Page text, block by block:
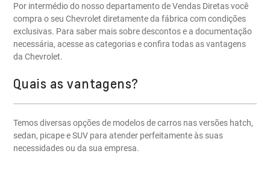
Por intermédio do nosso departamento de Vendas Diretas você
compra o seu Chevrolet diretamente da fábrica com condições
exclusivas. Para saber mais sobre descontos e a documentação
necessária, acesse as categorias e confira todas as vantagens
da Chevrolet.
Quais as vantagens?
Temos diversas opções de modelos de carros nas versões hatch,
sedan, picape e SUV para atender perfeitamente às suas
necessidades ou da sua empresa.